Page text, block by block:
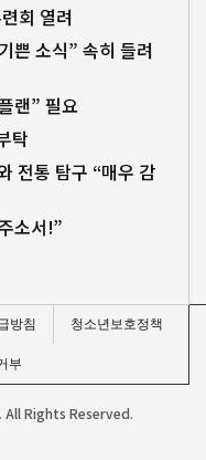
회 열려
쁜 소식” 속히 들려
랜” 필요
탁
전통 탐구 “매우 감
소서!”
방침
청소년보호정책
부
All Rights Reserved.